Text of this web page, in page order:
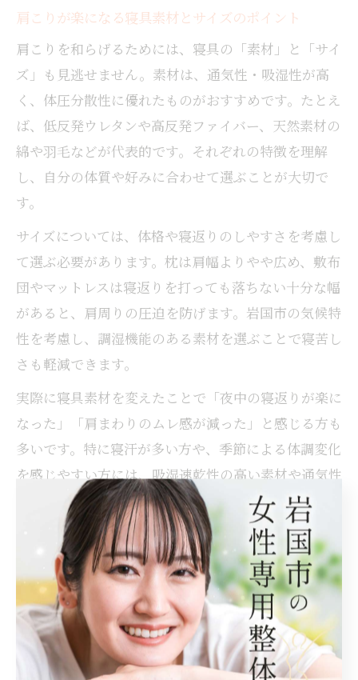
肩こりが楽になる寝具素材とサイズのポイント
肩こりを和らげるためには、寝具の「素材」と「サイ
ズ」も見逃せません。素材は、通気性・吸湿性が高
く、体圧分散性に優れたものがおすすめです。たとえ
ば、低反発ウレタンや高反発ファイバー、天然素材の
綿や羽毛などが代表的です。それぞれの特徴を理解
し、自分の体質や好みに合わせて選ぶことが大切で
す。
サイズについては、体格や寝返りのしやすさを考慮し
て選ぶ必要があります。枕は肩幅よりやや広め、敷布
団やマットレスは寝返りを打っても落ちない十分な幅
があると、肩周りの圧迫を防げます。岩国市の気候特
性を考慮し、調湿機能のある素材を選ぶことで寝苦し
さも軽減できます。
実際に寝具素材を変えたことで「夜中の寝返りが楽に
なった」「肩まわりのムレ感が減った」と感じる方も
多いです。特に寝汗が多い方や、季節による体調変化
を感じやすい方には、吸湿速乾性の高い素材や通気性
の良い寝具が適しています。素材・サイズの見直しで
肩こり改善を目指しましょう。
寝具の高さや硬さが肩こりに与える影響とは
寝具の「高さ」「硬さ」は肩こりの原因や悪化に直結
します。枕が高すぎると首が不自然に曲がり、肩や首
の筋肉が緊張しやすくなります。一方、低すぎる場合